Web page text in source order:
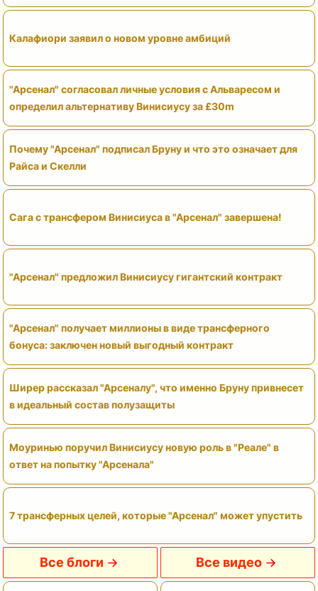
Калафиори заявил о новом уровне амбиций
"Арсенал" согласовал личные условия с Альваресом и
определил альтернативу Винисиусу за £30m
Почему "Арсенал" подписал Бруну и что это означает для
Райса и Скелли
Сага с трансфером Винисиуса в "Арсенал" завершена!
"Арсенал" предложил Винисиусу гигантский контракт
"Арсенал" получает миллионы в виде трансферного
бонуса: заключен новый выгодный контракт
Ширер рассказал "Арсеналу", что именно Бруну привнесет
в идеальный состав полузащиты
Моуринью поручил Винисиусу новую роль в "Реале" в
ответ на попытку "Арсенала"
7 трансферных целей, которые "Арсенал" может упустить
Все блоги Все видео